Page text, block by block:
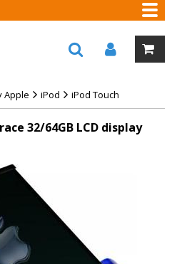
Apple iPod iPod Touch
32/64GB LCD display